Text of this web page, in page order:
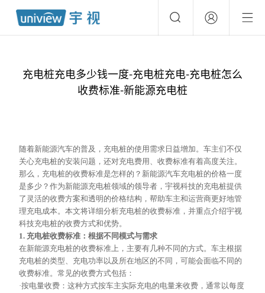
充电桩充电多少钱一度-充电桩充电-充电桩怎么
收费标准-新能源充电桩
随着新能源汽车的普及，充电桩的使用需求日益增加。车主们不仅
关心充电桩的安装问题，还对充电费用、收费标准有着高度关注。
那么，充电桩的收费标准是怎样的？新能源汽车充电桩的价格一度
是多少？作为新能源充电桩领域的领导者，宇视科技的充电桩提供
了灵活的收费方案和透明的价格结构，帮助车主和运营商更好地管
理充电成本。本文将详细分析充电桩的收费标准，并重点介绍宇视
科技充电桩的收费方式和优势。
1. 充电桩收费标准：根据不同模式与需求
在新能源充电桩的收费标准上，主要有几种不同的方式。车主根据
充电桩的类型、充电功率以及所在地区的不同，可能会面临不同的
收费标准。常见的收费方式包括：
·按电量收费：这种方式按车主实际充电的电量来收费，通常以每度